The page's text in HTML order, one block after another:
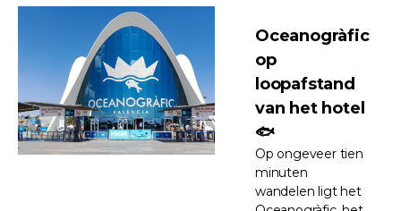
Oceanogràfic
op
loopafstand
van het hotel
🐟
Op ongeveer tien
minuten
wandelen ligt het